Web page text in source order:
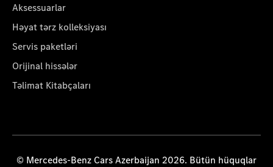
Aksessuarlar
Həyat tərz kolleksiyası
Servis paketləri
Orijinal hissələr
Təlimat Kitabçaları
© Mercedes-Benz Cars Azerbaijan 2026. Bütün hüquqlar